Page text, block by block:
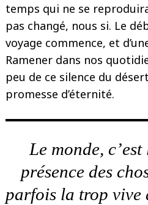
temps qui ne se
pas changé, nous si. Le
voyage commence, et
Ramener dans nos
peu de ce silence du
promesse d’éternité.
Le monde,
présence des
parfois la trop vive